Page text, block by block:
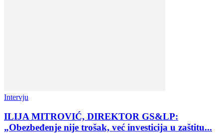
Intervju
ILIJA MITROVIĆ, DIREKTOR GS&LP:
„Obezbeđenje nije trošak, već investicija u zaštitu...